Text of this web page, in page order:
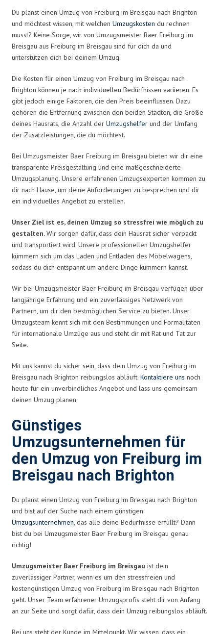
Du planst einen Umzug von Freiburg im Breisgau nach Brighton
und möchtest wissen, mit welchen Umzugskosten du rechnen
musst? Keine Sorge, wir von Umzugsmeister Baer Freiburg im
Breisgau aus Freiburg im Breisgau sind für dich da und
unterstützen dich bei deinem Umzug.
Die Kosten für einen Umzug von Freiburg im Breisgau nach
Brighton können je nach individuellen Bedürfnissen variieren. Es
gibt jedoch einige Faktoren, die den Preis beeinflussen. Dazu
gehören die Entfernung zwischen den beiden Städten, die Größe
deines Hausrats, die Anzahl der Umzugshelfer und der Umfang
der Zusatzleistungen, die du möchtest.
Bei Umzugsmeister Baer Freiburg im Breisgau bieten wir dir eine
transparente Preisgestaltung und eine maßgeschneiderte
Umzugsplanung. Unsere erfahrenen Umzugsexperten kommen zu
dir nach Hause, um deine Anforderungen zu besprechen und dir
ein individuelles Angebot zu erstellen.
Unser Ziel ist es, deinen Umzug so stressfrei wie möglich zu
gestalten.Wir sorgen dafür, dass dein Hausrat sicher verpackt
und transportiert wird. Unsere professionellen Umzugshelfer
kümmern sich um das Laden und Entladen des Möbelwagens,
sodass du dich entspannt um andere Dinge kümmern kannst.
Wir bei Umzugsmeister Baer Freiburg im Breisgau verfügen über
langjährige Erfahrung und ein zuverlässiges Netzwerk von
Partnern, um dir den bestmöglichen Service zu bieten. Unser
Umzugsteam kennt sich mit den Bestimmungen und Formalitäten
für internationale Umzüge aus und steht dir mit Rat und Tat zur
Seite.
Mit uns kannst du sicher sein, dass dein Umzug von Freiburg im
Breisgau nach Brighton reibungslos abläuft. Kontaktiere uns noch
heute für ein unverbindliches Angebot und lass uns gemeinsam
deinen Umzug planen.
Günstiges
Umzugsunternehmen für
den Umzug von Freiburg im
Breisgau nach Brighton
Du planst einen Umzug von Freiburg im Breisgau nach Brighton
und bist auf der Suche nach einem günstigen
Umzugsunternehmen, das alle deine Bedürfnisse erfüllt? Dann
bist du bei Umzugsmeister Baer Freiburg im Breisgau genau
richtig!
Umzugsmeister Baer Freiburg im Breisgau ist dein
zuverlässiger Partner, wenn es um den stressfreien und
kostengünstigen Umzug von Freiburg im Breisgau nach Brighton
geht. Unser Team erfahrener Umzugsprofis steht dir von Anfang
an zur Seite und sorgt dafür, dass dein Umzug reibungslos abläuft.
Bei uns steht der Kunde im Mittelpunkt. Wir wissen, dass ein